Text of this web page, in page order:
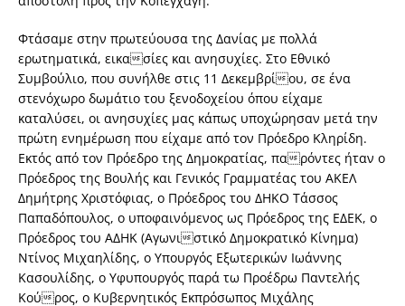
Φτάσαμε στην πρωτεύουσα της Δανίας με πολλά
ερωτηματικά, εικασίες και ανησυχίες. Στο Εθνικό
Συμβούλιο, που συνήλθε στις 11 Δεκεμβρίου, σε ένα
στενόχωρο δωμάτιο του ξενοδοχείου όπου είχαμε
καταλύσει, οι ανησυχίες μας κάπως υποχώρησαν μετά την
πρώτη ενημέρωση που είχαμε από τον Πρόεδρο Κληρίδη.
Εκτός από τον Πρόεδρο της Δημοκρατίας, παρόντες ήταν ο
Πρόεδρος της Βουλής και Γενικός Γραμματέας του ΑΚΕΛ
Δημήτρης Χριστόφιας, ο Πρόεδρος του ΔΗΚΟ Τάσσος
Παπαδόπουλος, ο υποφαινόμενος ως Πρόεδρος της ΕΔΕΚ, ο
Πρόεδρος του ΑΔΗΚ (Αγωνιστικό Δημοκρατικό Κίνημα)
Ντίνος Μιχαηλίδης, ο Υπουργός Εξωτερικών Ιωάννης
Κασουλίδης, ο Υφυπουργός παρά τω Προέδρω Παντελής
Κούρος, ο Κυβερνητικός Εκπρόσωπος Μιχάλης